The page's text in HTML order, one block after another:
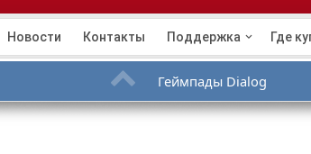
Новости Контакты Поддержка Где
Геймпады Dialog